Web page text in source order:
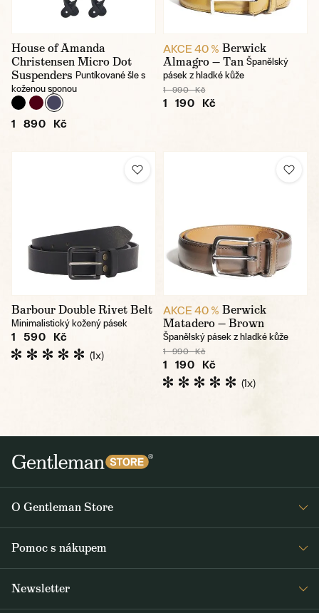
House of Amanda
Christensen Micro Dot
Suspenders Puntíkované šle s
koženou sponou
1 890 Kč
AKCE 40 % Berwick
Almagro — Tan Španělský
pásek z hladké kůže
1 990 Kč
1 190 Kč
Barbour Double Rivet Belt
Minimalistický kožený pásek
1 590 Kč
(1x)
AKCE 40 % Berwick
Matadero — Brown
Španělský pásek z hladké kůže
1 990 Kč
1 190 Kč
(1x)
O Gentleman Store
Pomoc s nákupem
Newsletter